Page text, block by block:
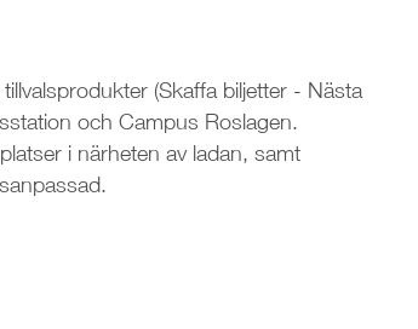
(Skaffa biljetter - Nästa
och Campus Roslagen.
i närheten av ladan, samt